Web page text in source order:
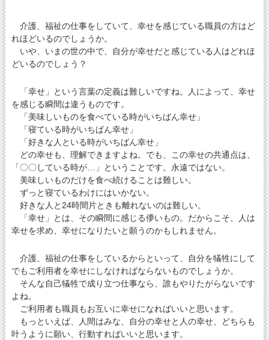
介護、福祉の仕事をしていて、幸せを感じている職員の方はど
れほどいるのでしょうか。
いや、いまの世の中で、自分が幸せだと感じている人はどれほ
どいるのでしょう？
「幸せ」という言葉の定義は難しいですね。人によって、幸せ
を感じる瞬間は違うものです。
「美味しいものを食べている時がいちばん幸せ」
「寝ている時がいちばん幸せ」
「好きな人といる時がいちばん幸せ」
どの幸せも、理解できますよね。でも、この幸せの共通点は、
「〇〇している時が…」ということです。永遠ではない。
美味しいものだけを食べ続けることは難しい。
ずっと寝ているわけにはいかない。
好きな人と24時間片ときも離れないのは難しい。
「幸せ」とは、その瞬間に感じる儚いもの。だからこそ、人は
幸せを求め、幸せになりたいと願うのかもしれません。
介護、福祉の仕事をしているからといって、自分を犠牲にして
でもご利用者を幸せにしなければならないものでしょうか。
そんな自己犠牲で成り立つ仕事なら、誰もやりたがらないです
よね。
ご利用者も職員もお互いに幸せになればいいと思います。
もっといえば、人間はみな、自分の幸せと人の幸せ、どちらも
叶うように願い、行動すればいいと思います。